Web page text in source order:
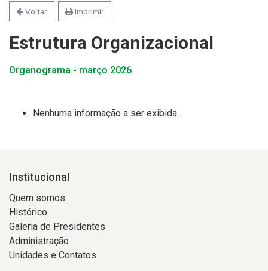
para
busca
Voltar Imprimir
Estrutura Organizacional
Organograma - março 2026
Nenhuma informação a ser exibida.
Institucional
Quem somos
Histórico
Galeria de Presidentes
Administração
Unidades e Contatos